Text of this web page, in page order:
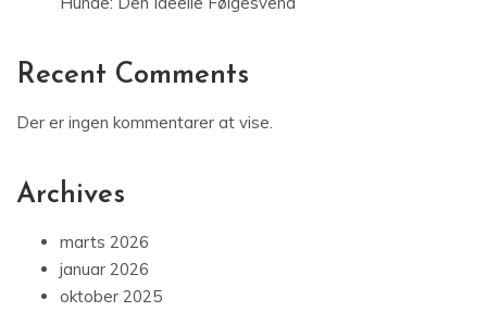
Recent Comments
Der er ingen kommentarer at vise.
Archives
marts 2026
januar 2026
oktober 2025